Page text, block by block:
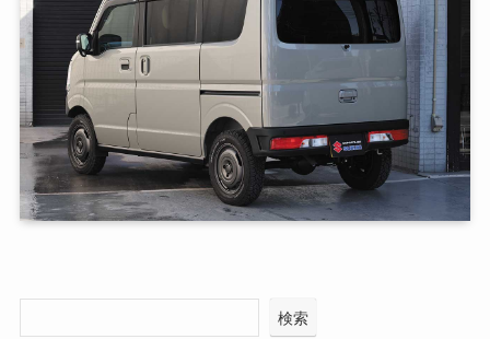
検索